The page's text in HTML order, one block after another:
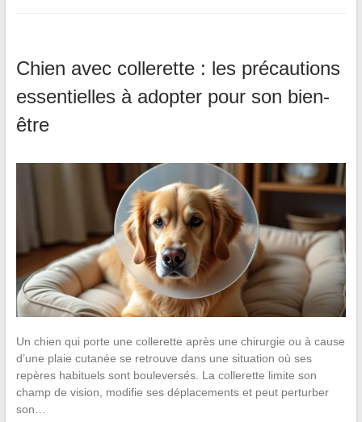
Chien avec collerette : les précautions
essentielles à adopter pour son bien-
être
Un chien qui porte une collerette après une chirurgie ou à cause
d’une plaie cutanée se retrouve dans une situation où ses
repères habituels sont bouleversés. La collerette limite son
champ de vision, modifie ses déplacements et peut perturber
son…